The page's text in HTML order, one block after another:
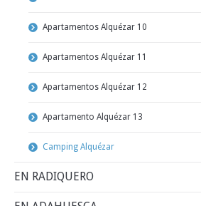
Apartamentos Alquézar 10
Apartamentos Alquézar 11
Apartamentos Alquézar 12
Apartamento Alquézar 13
Camping Alquézar
EN RADIQUERO